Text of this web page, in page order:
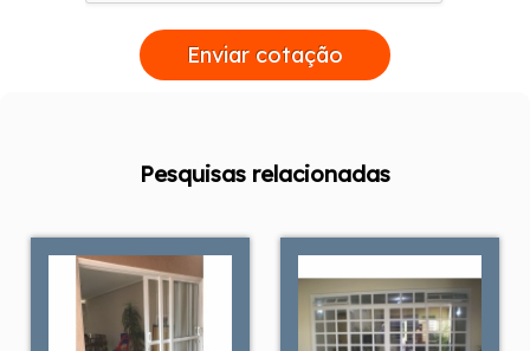
Enviar cotação
Pesquisas relacionadas